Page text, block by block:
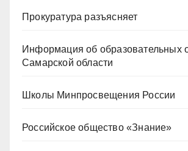
Прокуратура разъясняет
Информация об образовательных
Самарской области
Школы Минпросвещения России
Российское общество «Знание»